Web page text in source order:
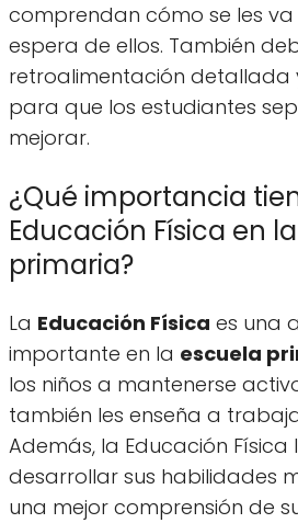
comprendan cómo se les
espera de ellos. También
retroalimentación detallada
para que los estudiantes
mejorar.
¿Qué importancia
Educación Física en
primaria?
La Educación Física es una
importante en la escuela
los niños a mantenerse
también les enseña a
Además, la Educación Física
desarrollar sus habilidades
una mejor comprensión de